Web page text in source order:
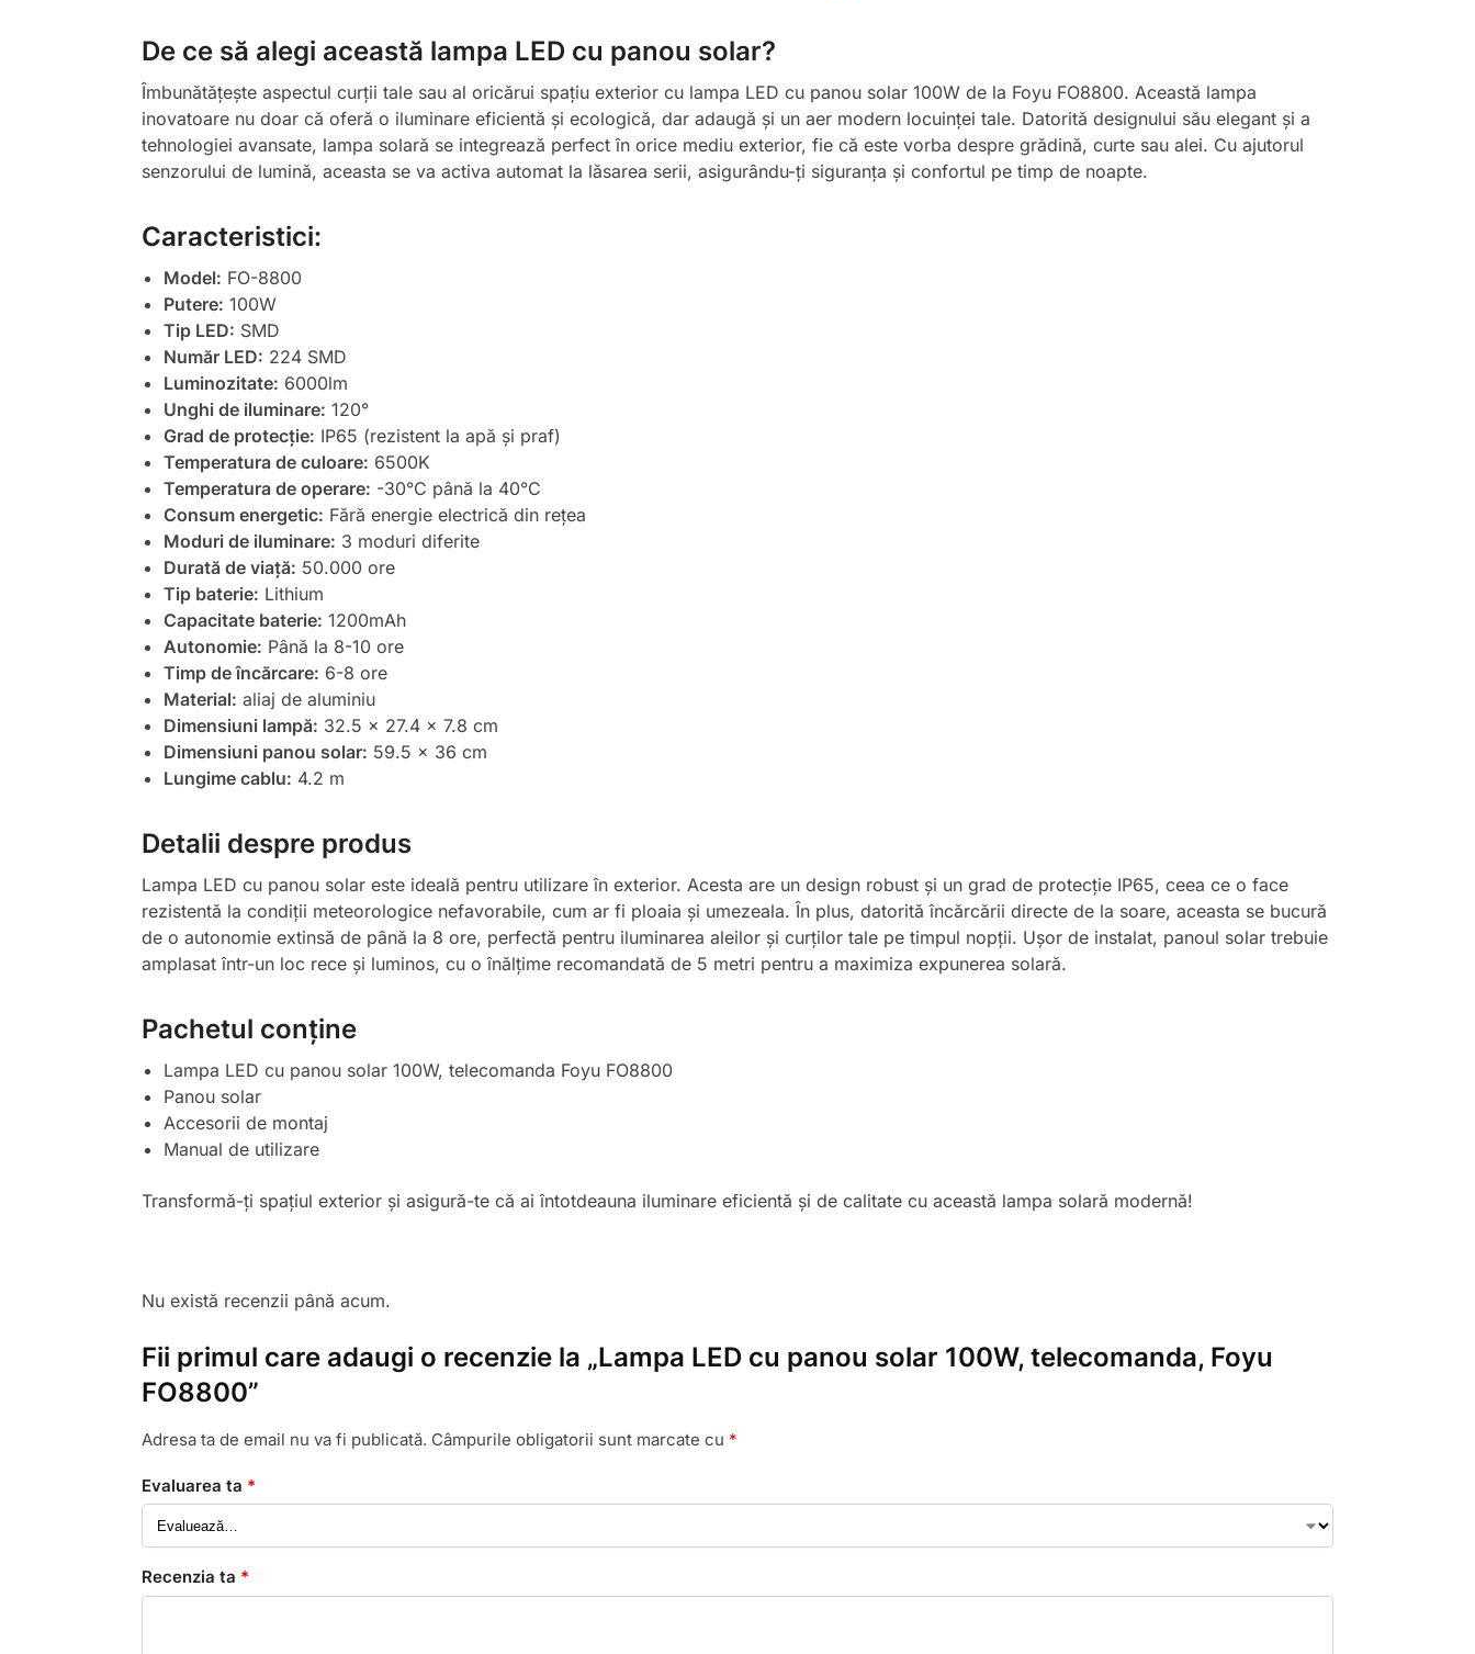
De ce să alegi această lampa LED cu panou solar?
Îmbunătățește aspectul curții tale sau al oricărui spațiu exterior cu lampa LED cu panou solar 100W de la Foyu FO8800. Această lampa
inovatoare nu doar că oferă o iluminare eficientă și ecologică, dar adaugă și un aer modern locuinței tale. Datorită designului său elegant și a
tehnologiei avansate, lampa solară se integrează perfect în orice mediu exterior, fie că este vorba despre grădină, curte sau alei. Cu ajutorul
senzorului de lumină, aceasta se va activa automat la lăsarea serii, asigurându-ți siguranța și confortul pe timp de noapte.
Caracteristici:
Model: FO-8800
Putere: 100W
Tip LED: SMD
Număr LED: 224 SMD
Luminozitate: 6000lm
Unghi de iluminare: 120°
Grad de protecție: IP65 (rezistent la apă și praf)
Temperatura de culoare: 6500K
Temperatura de operare: -30°C până la 40°C
Consum energetic: Fără energie electrică din rețea
Moduri de iluminare: 3 moduri diferite
Durată de viață: 50.000 ore
Tip baterie: Lithium
Capacitate baterie: 1200mAh
Autonomie: Până la 8-10 ore
Timp de încărcare: 6-8 ore
Material: aliaj de aluminiu
Dimensiuni lampă: 32.5 x 27.4 x 7.8 cm
Dimensiuni panou solar: 59.5 x 36 cm
Lungime cablu: 4.2 m
Detalii despre produs
Lampa LED cu panou solar este ideală pentru utilizare în exterior. Acesta are un design robust și un grad de protecție IP65, ceea ce o face
rezistentă la condiții meteorologice nefavorabile, cum ar fi ploaia și umezeala. În plus, datorită încărcării directe de la soare, aceasta se bucură
de o autonomie extinsă de până la 8 ore, perfectă pentru iluminarea aleilor și curților tale pe timpul nopții. Ușor de instalat, panoul solar trebuie
amplasat într-un loc rece și luminos, cu o înălțime recomandată de 5 metri pentru a maximiza expunerea solară.
Pachetul conține
Lampa LED cu panou solar 100W, telecomanda Foyu FO8800
Panou solar
Accesorii de montaj
Manual de utilizare
Transformă-ți spațiul exterior și asigură-te că ai întotdeauna iluminare eficientă și de calitate cu această lampa solară modernă!
Nu există recenzii până acum.
Fii primul care adaugi o recenzie la „Lampa LED cu panou solar 100W, telecomanda, Foyu
FO8800”
Adresa ta de email nu va fi publicată. Câmpurile obligatorii sunt marcate cu *
Evaluarea ta *
Recenzia ta *